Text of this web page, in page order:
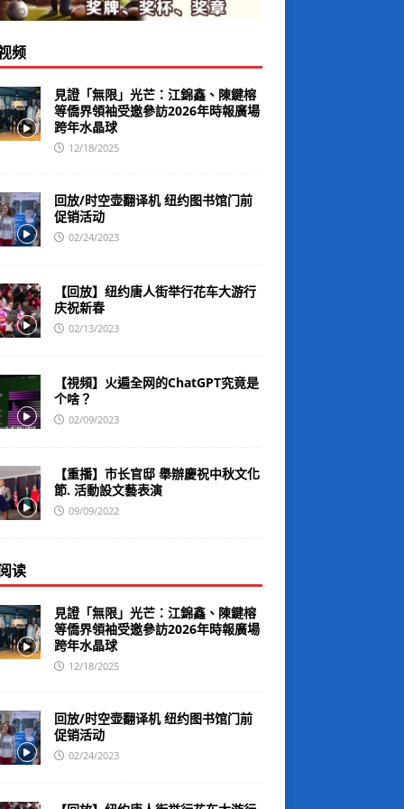
频
見證「無限」光芒：江錦鑫、陳鍵榕
等僑界領袖受邀參訪2026年時報廣場
跨年水晶球
12/18/2025
回放/时空壶翻译机 纽约图书馆门前
促销活动
02/24/2023
【回放】纽约唐人街举行花车大游行
庆祝新春
02/13/2023
【視頻】火遍全网的ChatGPT究竟是
个啥？
02/09/2023
【重播】市长官邸 舉辦慶祝中秋文化
節. 活動設文藝表演
09/09/2022
读
見證「無限」光芒：江錦鑫、陳鍵榕
等僑界領袖受邀參訪2026年時報廣場
跨年水晶球
12/18/2025
回放/时空壶翻译机 纽约图书馆门前
促销活动
02/24/2023